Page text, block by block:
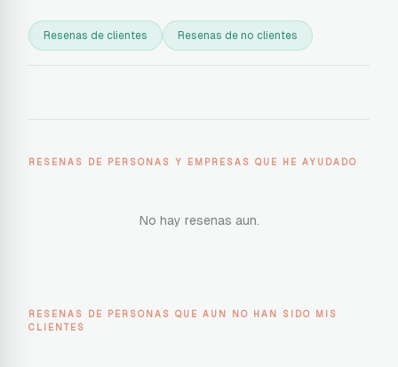
Resenas de clientes Resenas de no clientes
RESENAS DE PERSONAS Y EMPRESAS QUE HE AYUDADO
No hay resenas aun.
RESENAS DE PERSONAS QUE AUN NO HAN SIDO MIS
CLIENTES